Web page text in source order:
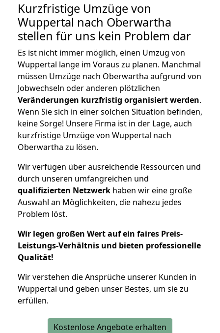
Kurzfristige Umzüge von
Wuppertal nach Oberwartha
stellen für uns kein Problem dar
Es ist nicht immer möglich, einen Umzug von
Wuppertal lange im Voraus zu planen. Manchmal
müssen Umzüge nach Oberwartha aufgrund von
Jobwechseln oder anderen plötzlichen
Veränderungen kurzfristig organisiert werden.
Wenn Sie sich in einer solchen Situation befinden,
keine Sorge! Unsere Firma ist in der Lage, auch
kurzfristige Umzüge von Wuppertal nach
Oberwartha zu lösen.
Wir verfügen über ausreichende Ressourcen und
durch unseren umfangreichen und
qualifizierten Netzwerk haben wir eine große
Auswahl an Möglichkeiten, die nahezu jedes
Problem löst.
Wir legen großen Wert auf ein faires Preis-
Leistungs-Verhältnis und bieten professionelle
Qualität!
Wir verstehen die Ansprüche unserer Kunden in
Wuppertal und geben unser Bestes, um sie zu
erfüllen.
Kostenlose Angebote erhalten